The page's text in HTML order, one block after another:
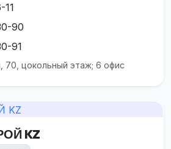
90
91
70, цокольный этаж; 6 офис
KZ